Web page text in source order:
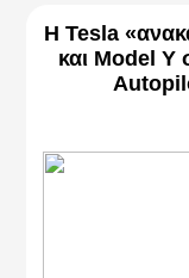
Η Tesla
και Model Y